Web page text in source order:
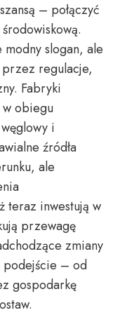
– połączyć
modny slogan, ale
regulacje,
Fabryki
w obiegu
i
źródła
ale
teraz inwestują w
przewagę
zmiany
podejście – od
gospodarkę